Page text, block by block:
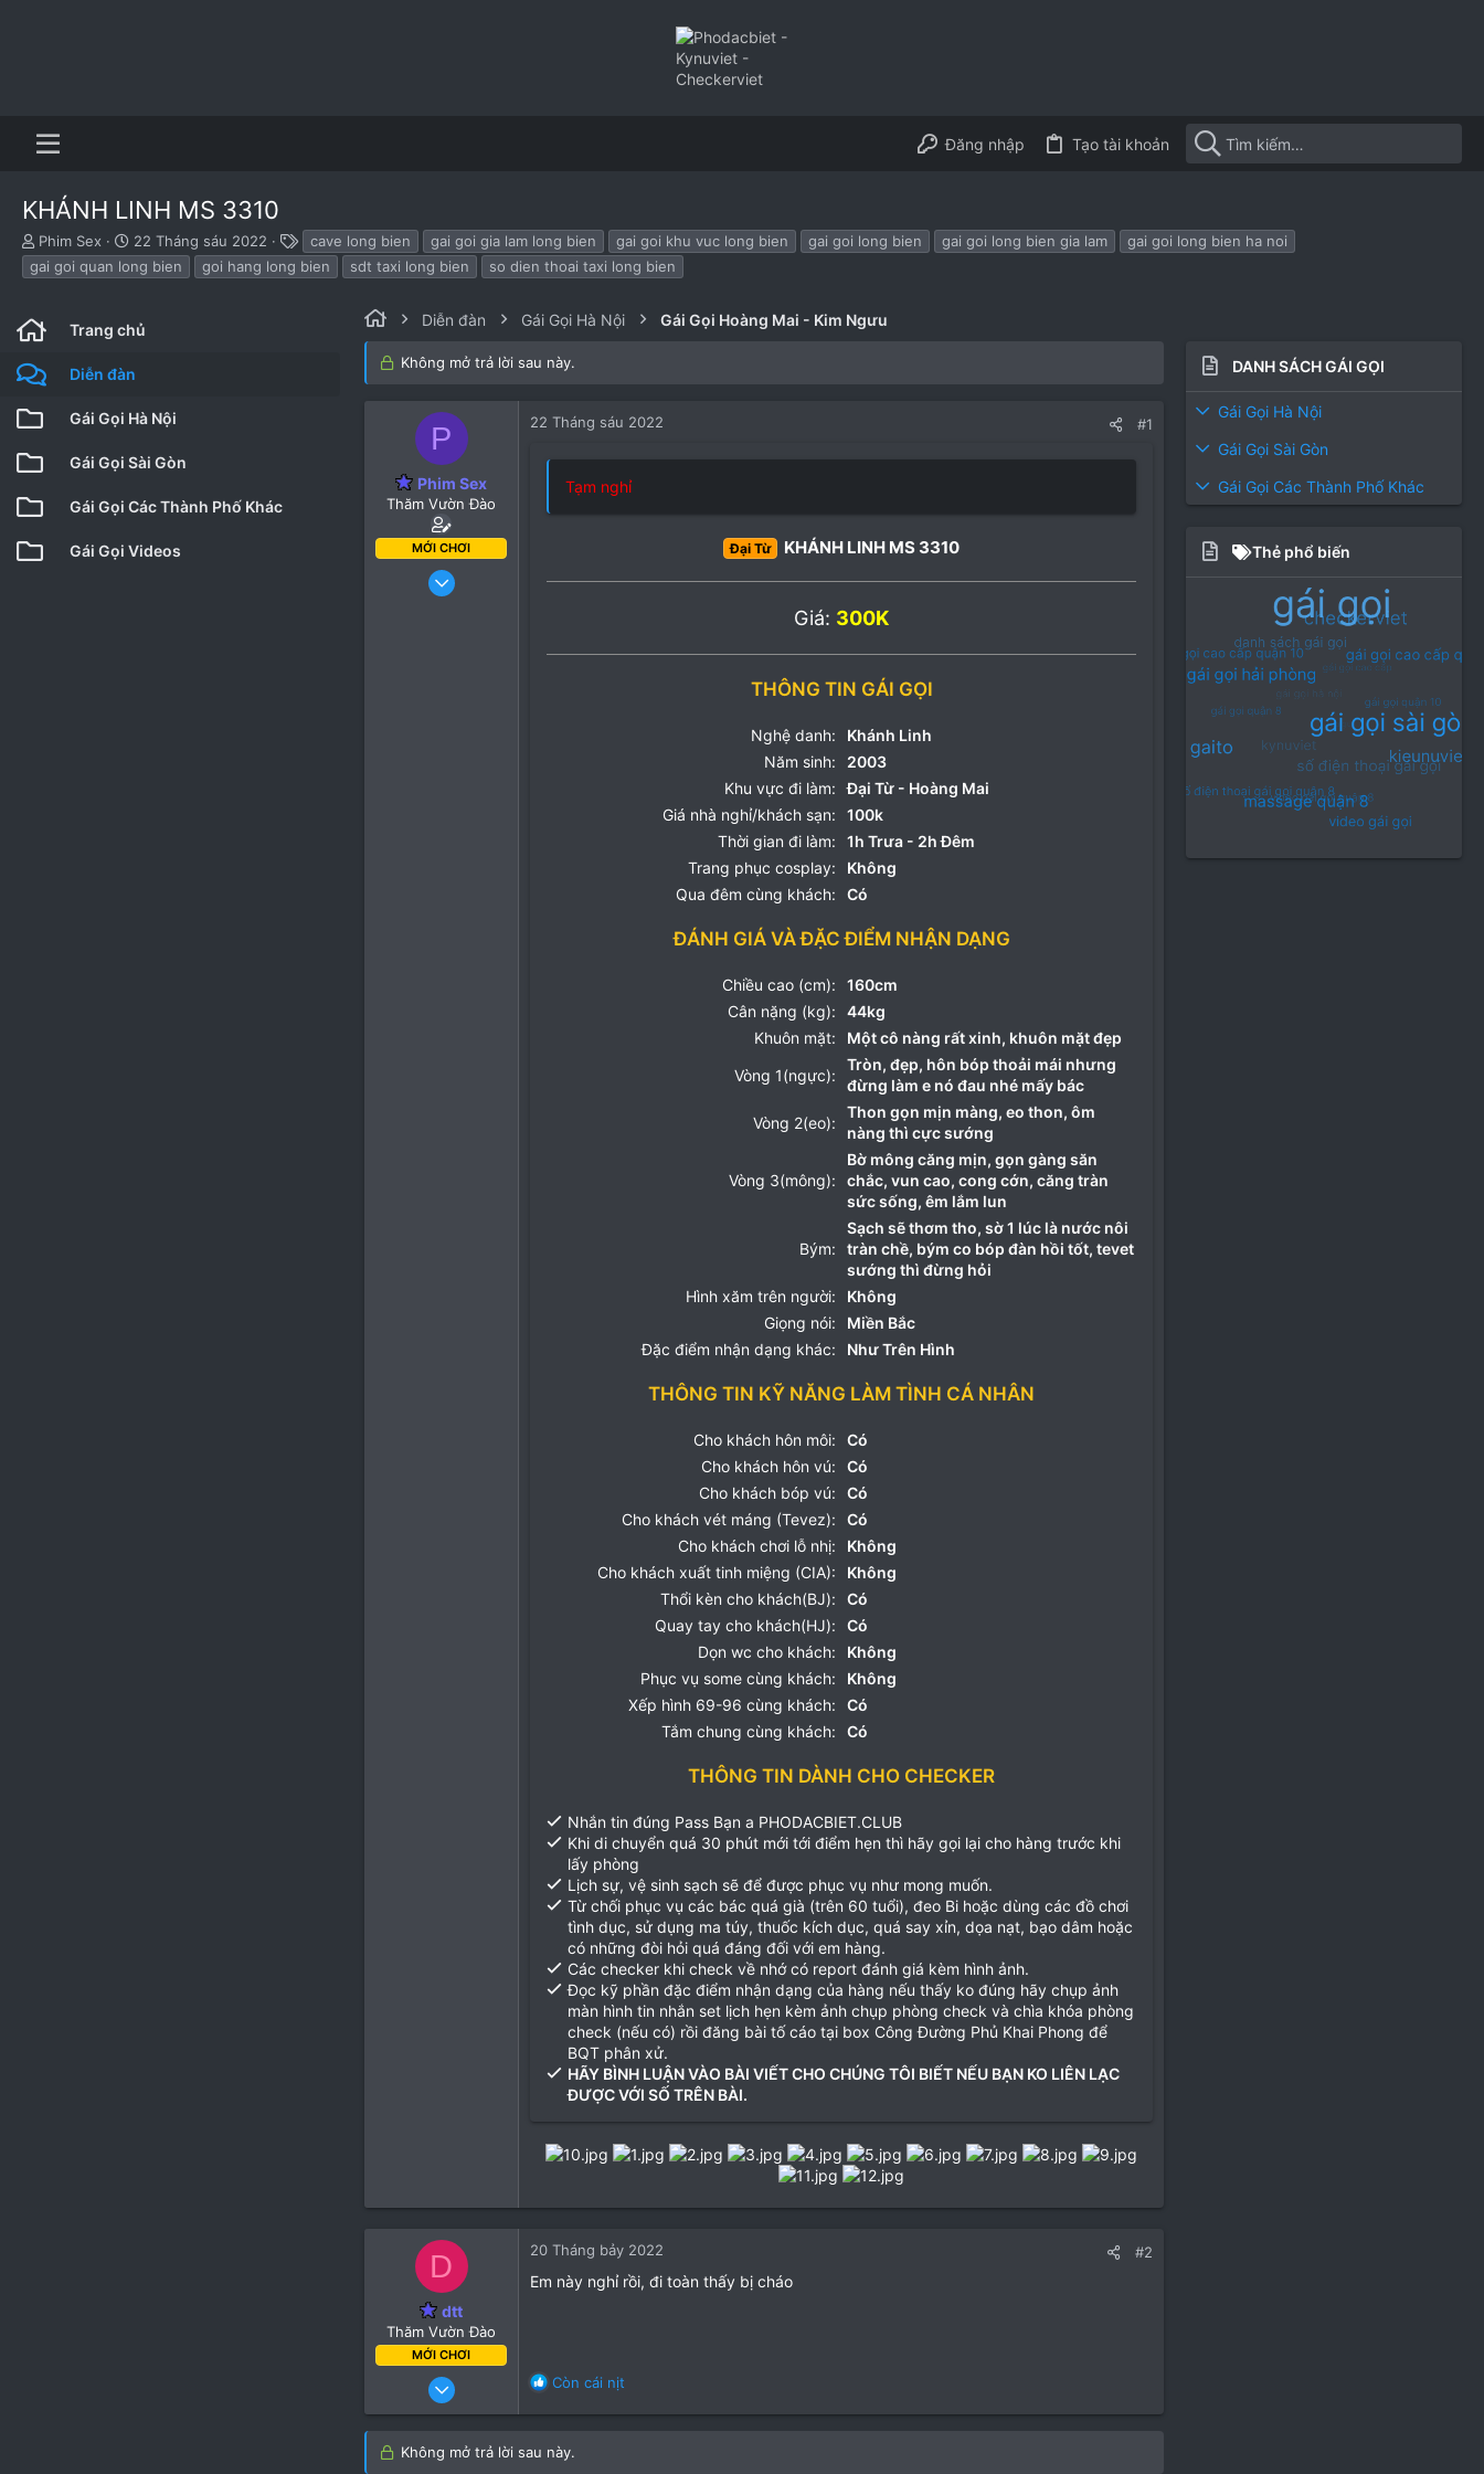
Đăng nhập Tạo tài khoản
KHÁNH LINH MS 3310
B
ắ
t
ầ
u
Phim Sex
N
g
à
ắ
đ
u
22 Tháng sáu 2022
h
ẻ
cave long bien gai goi gia lam long bien gai goi khu vuc long bien gai goi long bien gai goi long bien gia lam
gai goi long bien ha noi
gai goi quan long bien
goi hang long bien sdt taxi long bien so dien thoai taxi long bien
Trang chủ
Diễn đàn
Gái Gọi Hà Nội
Gái Gọi Sài Gòn
Gái Gọi Các Thành Phố Khác
Gái Gọi Videos
Diễn đàn Gái Gọi Hà Nội Gái Gọi Hoàng Mai - Kim Ngưu
Không mở trả lời sau này.
P
Phim Sex
Thăm Vườn Đào
MỚI CHƠI
22 Tháng sáu 2022 #1
Tạm nghỉ
Đại Từ KHÁNH LINH MS 3310
Giá: 300K
THÔNG TIN GÁI GỌI
Nghệ danh:
Khánh Linh
Năm sinh:
2003
Khu vực đi làm:
Đại Từ - Hoàng Mai
Giá nhà nghỉ/khách sạn:
100k
Thời gian đi làm:
1h Trưa - 2h Đêm
Trang phục cosplay:
Không
Qua đêm cùng khách:
Có
ĐÁNH GIÁ VÀ ĐẶC ĐIỂM NHẬN DẠNG
Chiều cao (cm):
160cm
Cân nặng (kg):
44kg
Khuôn mặt:
Một cô nàng rất xinh, khuôn mặt đẹp
Vòng 1(ngực):
Tròn, đẹp, hôn bóp thoải mái nhưng
đừng làm e nó đau nhé mấy bác
Vòng 2(eo):
Thon gọn mịn màng, eo thon, ôm
nàng thì cực sướng
Vòng 3(mông):
Bờ mông căng mịn, gọn gàng săn
chắc, vun cao, cong cớn, căng tràn
sức sống, êm lắm lun
Bým:
Sạch sẽ thơm tho, sờ 1 lúc là nước nôi
tràn chề, bým co bóp đàn hồi tốt, tevet
sướng thì đừng hỏi
Hình xăm trên người:
Không
Giọng nói:
Miền Bắc
Đặc điểm nhận dạng khác:
Như Trên Hình
THÔNG TIN KỸ NĂNG LÀM TÌNH CÁ NHÂN
Cho khách hôn môi:
Có
Cho khách hôn vú:
Có
Cho khách bóp vú:
Có
Cho khách vét máng (Tevez):
Có
Cho khách chơi lỗ nhị:
Không
Cho khách xuất tinh miệng (CIA):
Không
Thổi kèn cho khách(BJ):
Có
Quay tay cho khách(HJ):
Có
Dọn wc cho khách:
Không
Phục vụ some cùng khách:
Không
Xếp hình 69-96 cùng khách:
Có
Tắm chung cùng khách:
Có
THÔNG TIN DÀNH CHO CHECKER
Nhắn tin đúng Pass Bạn a PHODACBIET.CLUB
Khi di chuyển quá 30 phút mới tới điểm hẹn thì hãy gọi lại cho hàng trước khi
lấy phòng
Lịch sự, vệ sinh sạch sẽ để được phục vụ như mong muốn.
Từ chối phục vụ các bác quá già (trên 60 tuổi), đeo Bi hoặc dùng các đồ chơi
tình dục, sử dụng ma túy, thuốc kích dục, quá say xỉn, dọa nạt, bạo dâm hoặc
có những đòi hỏi quá đáng đối với em hàng.
Các checker khi check về nhớ có report đánh giá kèm hình ảnh.
Đọc kỹ phần đặc điểm nhận dạng của hàng nếu thấy ko đúng hãy chụp ảnh
màn hình tin nhắn set lịch hẹn kèm ảnh chụp phòng check và chìa khóa phòng
check (nếu có) rồi đăng bài tố cáo tại box Công Đường Phủ Khai Phong để
BQT phân xử.
HÃY BÌNH LUẬN VÀO BÀI VIẾT CHO CHÚNG TÔI BIẾT NẾU BẠN KO LIÊN LẠC
ĐƯỢC VỚI SỐ TRÊN BÀI.
D
dtt
Thăm Vườn Đào
MỚI CHƠI
20 Tháng bảy 2022 #2
Em này nghỉ rồi, đi toàn thấy bị cháo
R
t
Còn cái nịt
Không mở trả lời sau này.
DANH SÁCH GÁI GỌI
Gái Gọi Hà Nội
Gái Gọi Sài Gòn
Gái Gọi Các Thành Phố Khác
Thẻ phổ biến